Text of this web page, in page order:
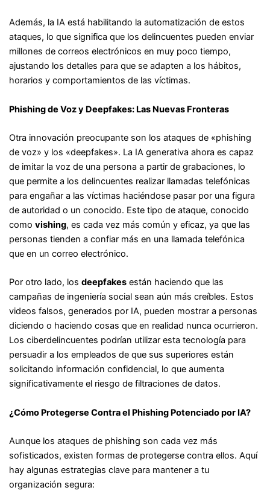
Además, la IA está habilitando la automatización de estos
ataques, lo que significa que los delincuentes pueden enviar
millones de correos electrónicos en muy poco tiempo,
ajustando los detalles para que se adapten a los hábitos,
horarios y comportamientos de las víctimas.
Phishing de Voz y Deepfakes: Las Nuevas Fronteras
Otra innovación preocupante son los ataques de «phishing
de voz» y los «deepfakes». La IA generativa ahora es capaz
de imitar la voz de una persona a partir de grabaciones, lo
que permite a los delincuentes realizar llamadas telefónicas
para engañar a las víctimas haciéndose pasar por una figura
de autoridad o un conocido. Este tipo de ataque, conocido
como vishing, es cada vez más común y eficaz, ya que las
personas tienden a confiar más en una llamada telefónica
que en un correo electrónico.
Por otro lado, los deepfakesestán haciendo que las
campañas de ingeniería social sean aún más creíbles. Estos
videos falsos, generados por IA, pueden mostrar a personas
diciendo o haciendo cosas que en realidad nunca ocurrieron.
Los ciberdelincuentes podrían utilizar esta tecnología para
persuadir a los empleados de que sus superiores están
solicitando información confidencial, lo que aumenta
significativamente el riesgo de filtraciones de datos.
¿Cómo Protegerse Contra el Phishing Potenciado por IA?
Aunque los ataques de phishing son cada vez más
sofisticados, existen formas de protegerse contra ellos. Aquí
hay algunas estrategias clave para mantener a tu
organización segura: